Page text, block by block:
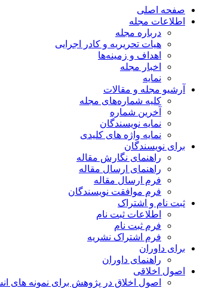
صفحه اصلی
اطلاعات مجله
درباره مجله
هیات تحریریه و کادر اجرایی
اهداف و زمینه‌ها
اخبار مجله
نمایه
آرشیو مجله و مقالات
کلیه شماره‌های مجله
آخرین شماره
نمایه نویسندگان
نمایه واژه های کلیدی
برای نویسندگان
راهنمای نگارش مقاله
راهنمای ارسال مقاله
فرم ارسال مقاله
فرم موافقت نویسندگان
ثبت نام و اشتراک
اطلاعات ثبت نام
فرم ثبت نام
فرم اشتراک نشریه
برای داوران
راهنمای داوران
اصول اخلاقی
اصول اخلاق در پژوهش برای نمونه های